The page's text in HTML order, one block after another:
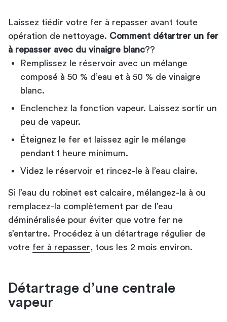
Laissez tiédir votre fer à repasser avant toute
opération de nettoyage. Comment détartrer un fer
à repasser avec du vinaigre blanc??
Remplissez le réservoir avec un mélange
composé à 50 % d’eau et à 50 % de vinaigre
blanc.
Enclenchez la fonction vapeur. Laissez sortir un
peu de vapeur.
Éteignez le fer et laissez agir le mélange
pendant 1 heure minimum.
Videz le réservoir et rincez-le à l’eau claire.
Si l’eau du robinet est calcaire, mélangez-la à ou
remplacez-la complètement par de l’eau
déminéralisée pour éviter que votre fer ne
s’entartre. Procédez à un détartrage régulier de
votre fer à repasser , tous les 2 mois environ.
Détartrage d’une centrale
vapeur